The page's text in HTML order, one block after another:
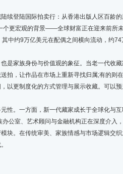
登陆国际拍卖行：从香港出版人区百龄
个更宏观的背景——全球财富正在迎来前所
中约9万亿美元在配偶之间横向流动，约
家族身份与价值观的象征。当老一代收
拍，让作品在市场上重新寻找归属;有的
以更制度化的方式管理与展示收藏。可以
。一方面，新一代藏家成长于全球化与
公室、艺术顾问与金融机构正在深度介入
块。在传统审美、家族情感与市场逻辑交